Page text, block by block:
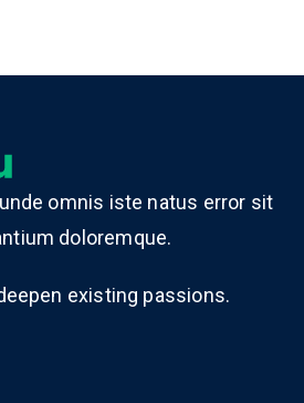
omnis iste natus error sit
doloremque.
existing passions.